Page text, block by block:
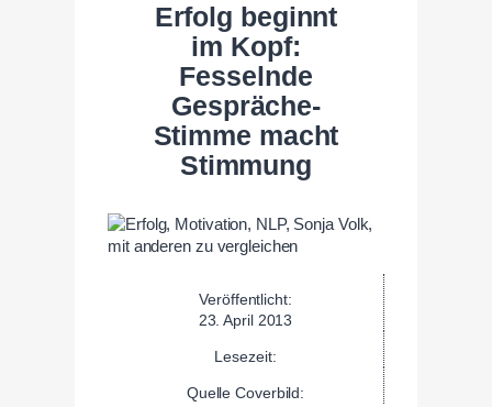
Erfolg beginnt
im Kopf:
Fesselnde
Gespräche-
Stimme macht
Stimmung
Veröffentlicht:
23. April 2013
Lesezeit:
Quelle Coverbild: